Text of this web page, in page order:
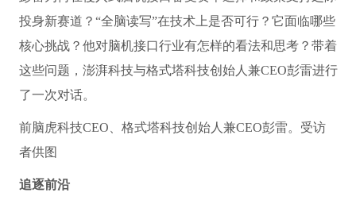
投身新赛道？“全脑读写”在技术上是否可行？它面临哪些
核心挑战？他对脑机接口行业有怎样的看法和思考？带着
这些问题，澎湃科技与格式塔科技创始人兼CEO彭雷进行
了一次对话。
前脑虎科技CEO、格式塔科技创始人兼CEO彭雷。受访
者供图
追逐前沿